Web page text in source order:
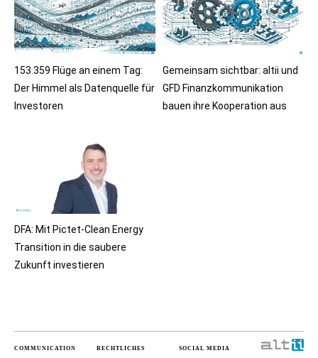
153.359 Flüge an einem Tag:
Der Himmel als Datenquelle für
Investoren
Gemeinsam sichtbar: altii und
GFD Finanzkommunikation
bauen ihre Kooperation aus
DFA: Mit Pictet-Clean Energy
Transition in die saubere
Zukunft investieren
COMMUNICATION RECHTLICHES SOCIAL MEDIA